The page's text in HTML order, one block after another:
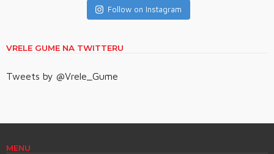
Follow on Instagram
VRELE GUME NA TWITTERU
Tweets by @Vrele_Gume
MENU